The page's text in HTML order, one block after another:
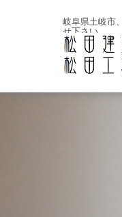
岐阜県土岐市
せ下さい。